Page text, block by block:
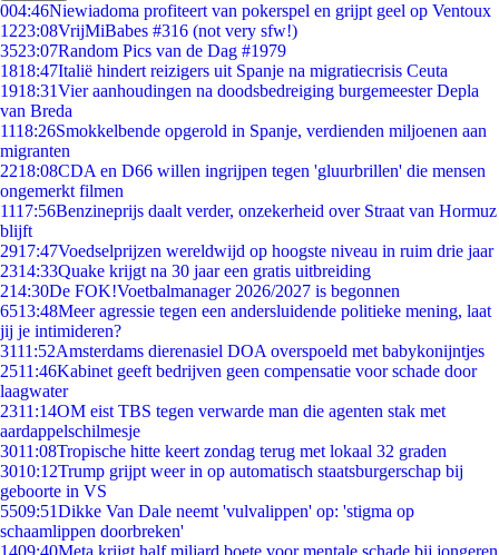
004:46Niewiadoma profiteert van pokerspel en grijpt geel op Ventoux
1223:08VrijMiBabes #316 (not very sfw!)
3523:07Random Pics van de Dag #1979
1818:47Italië hindert reizigers uit Spanje na migratiecrisis Ceuta
1918:31Vier aanhoudingen na doodsbedreiging burgemeester Depla
van Breda
1118:26Smokkelbende opgerold in Spanje, verdienden miljoenen aan
migranten
2218:08CDA en D66 willen ingrijpen tegen 'gluurbrillen' die mensen
ongemerkt filmen
1117:56Benzineprijs daalt verder, onzekerheid over Straat van Hormuz
blijft
2917:47Voedselprijzen wereldwijd op hoogste niveau in ruim drie jaar
2314:33Quake krijgt na 30 jaar een gratis uitbreiding
214:30De FOK!Voetbalmanager 2026/2027 is begonnen
6513:48Meer agressie tegen een andersluidende politieke mening, laat
jij je intimideren?
3111:52Amsterdams dierenasiel DOA overspoeld met babykonijntjes
2511:46Kabinet geeft bedrijven geen compensatie voor schade door
laagwater
2311:14OM eist TBS tegen verwarde man die agenten stak met
aardappelschilmesje
3011:08Tropische hitte keert zondag terug met lokaal 32 graden
3010:12Trump grijpt weer in op automatisch staatsburgerschap bij
geboorte in VS
5509:51Dikke Van Dale neemt 'vulvalippen' op: 'stigma op
schaamlippen doorbreken'
1409:40Meta krijgt half miljard boete voor mentale schade bij jongeren